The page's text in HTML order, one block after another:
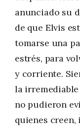
anunciado su
de que Elvis
tomarse una
estrés, para
y corriente.
la
no pudieron
quienes creen,